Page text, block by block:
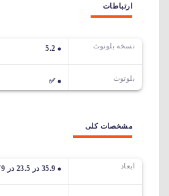
ارتباطات
نسخه بلوتوث 5.2
بلوتوث ✅
مشخصات کلی
ابعاد 35.9 در 23.5 در 1.79 سانتی‌متر